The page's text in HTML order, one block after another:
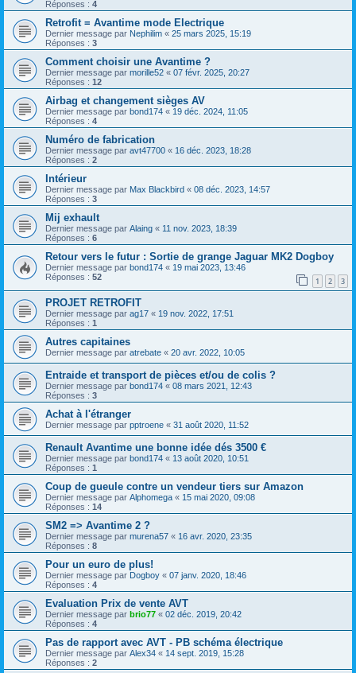
Réponses : 4
Retrofit = Avantime mode Electrique
Dernier message par Nephilim « 25 mars 2025, 15:19
Réponses : 3
Comment choisir une Avantime ?
Dernier message par morille52 « 07 févr. 2025, 20:27
Réponses : 12
Airbag et changement sièges AV
Dernier message par bond174 « 19 déc. 2024, 11:05
Réponses : 4
Numéro de fabrication
Dernier message par avt47700 « 16 déc. 2023, 18:28
Réponses : 2
Intérieur
Dernier message par Max Blackbird « 08 déc. 2023, 14:57
Réponses : 3
Mij exhault
Dernier message par Alaing « 11 nov. 2023, 18:39
Réponses : 6
Retour vers le futur : Sortie de grange Jaguar MK2 Dogboy
Dernier message par bond174 « 19 mai 2023, 13:46
Réponses : 52 1 2 3
PROJET RETROFIT
Dernier message par ag17 « 19 nov. 2022, 17:51
Réponses : 1
Autres capitaines
Dernier message par atrebate « 20 avr. 2022, 10:05
Entraide et transport de pièces et/ou de colis ?
Dernier message par bond174 « 08 mars 2021, 12:43
Réponses : 3
Achat à l'étranger
Dernier message par pptroene « 31 août 2020, 11:52
Renault Avantime une bonne idée dés 3500 €
Dernier message par bond174 « 13 août 2020, 10:51
Réponses : 1
Coup de gueule contre un vendeur tiers sur Amazon
Dernier message par Alphomega « 15 mai 2020, 09:08
Réponses : 14
SM2 => Avantime 2 ?
Dernier message par murena57 « 16 avr. 2020, 23:35
Réponses : 8
Pour un euro de plus!
Dernier message par Dogboy « 07 janv. 2020, 18:46
Réponses : 4
Evaluation Prix de vente AVT
Dernier message par brio77 « 02 déc. 2019, 20:42
Réponses : 4
Pas de rapport avec AVT - PB schéma électrique
Dernier message par Alex34 « 14 sept. 2019, 15:28
Réponses : 2